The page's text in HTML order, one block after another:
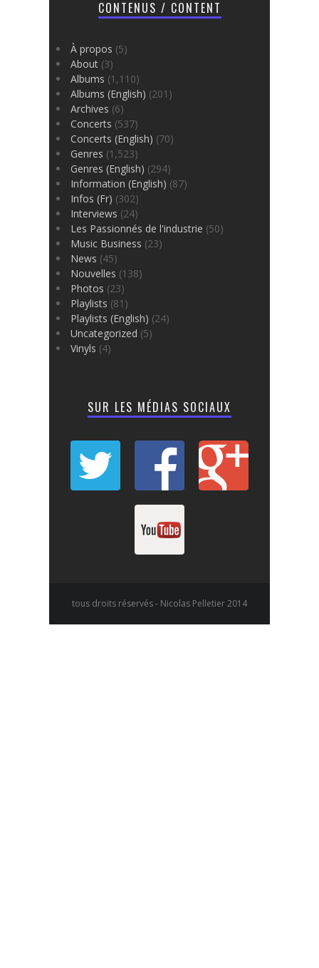
CONTENUS / CONTENT
À propos (5)
About (3)
Albums (1,110)
Albums (English) (201)
Archives (6)
Concerts (537)
Concerts (English) (70)
Genres (1,523)
Genres (English) (294)
Information (English) (87)
Infos (Fr) (302)
Interviews (24)
Les Passionnés de l'industrie (50)
Music Business (23)
News (45)
Nouvelles (138)
Photos (23)
Playlists (81)
Playlists (English) (24)
Uncategorized (5)
Vinyls (4)
SUR LES MÉDIAS SOCIAUX
tous droits réservés - Nicolas Pelletier 2014